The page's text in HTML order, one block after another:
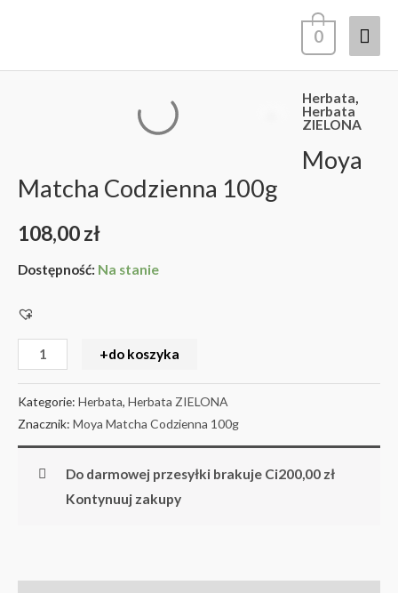
0
Herbata,
Herbata
ZIELONA
Moya
Matcha Codzienna 100g
108,00zł
Dostępność: Na stanie
Codzienna
100g
+do koszyka
Kategorie: Herbata, Herbata ZIELONA
Znacznik: Moya Matcha Codzienna 100g
Do darmowej przesyłki brakuje Ci200,00 zł
Kontynuuj zakupy